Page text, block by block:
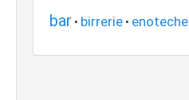
bar • birrerie • enoteche